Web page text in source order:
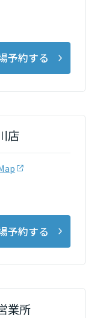
予約する
店
予約する
業所